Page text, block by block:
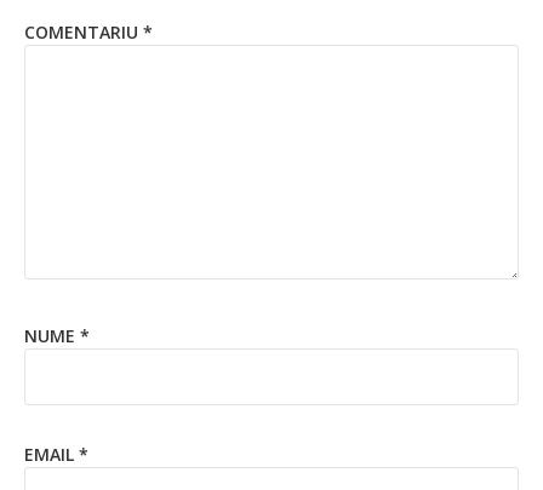
COMENTARIU *
NUME *
EMAIL *